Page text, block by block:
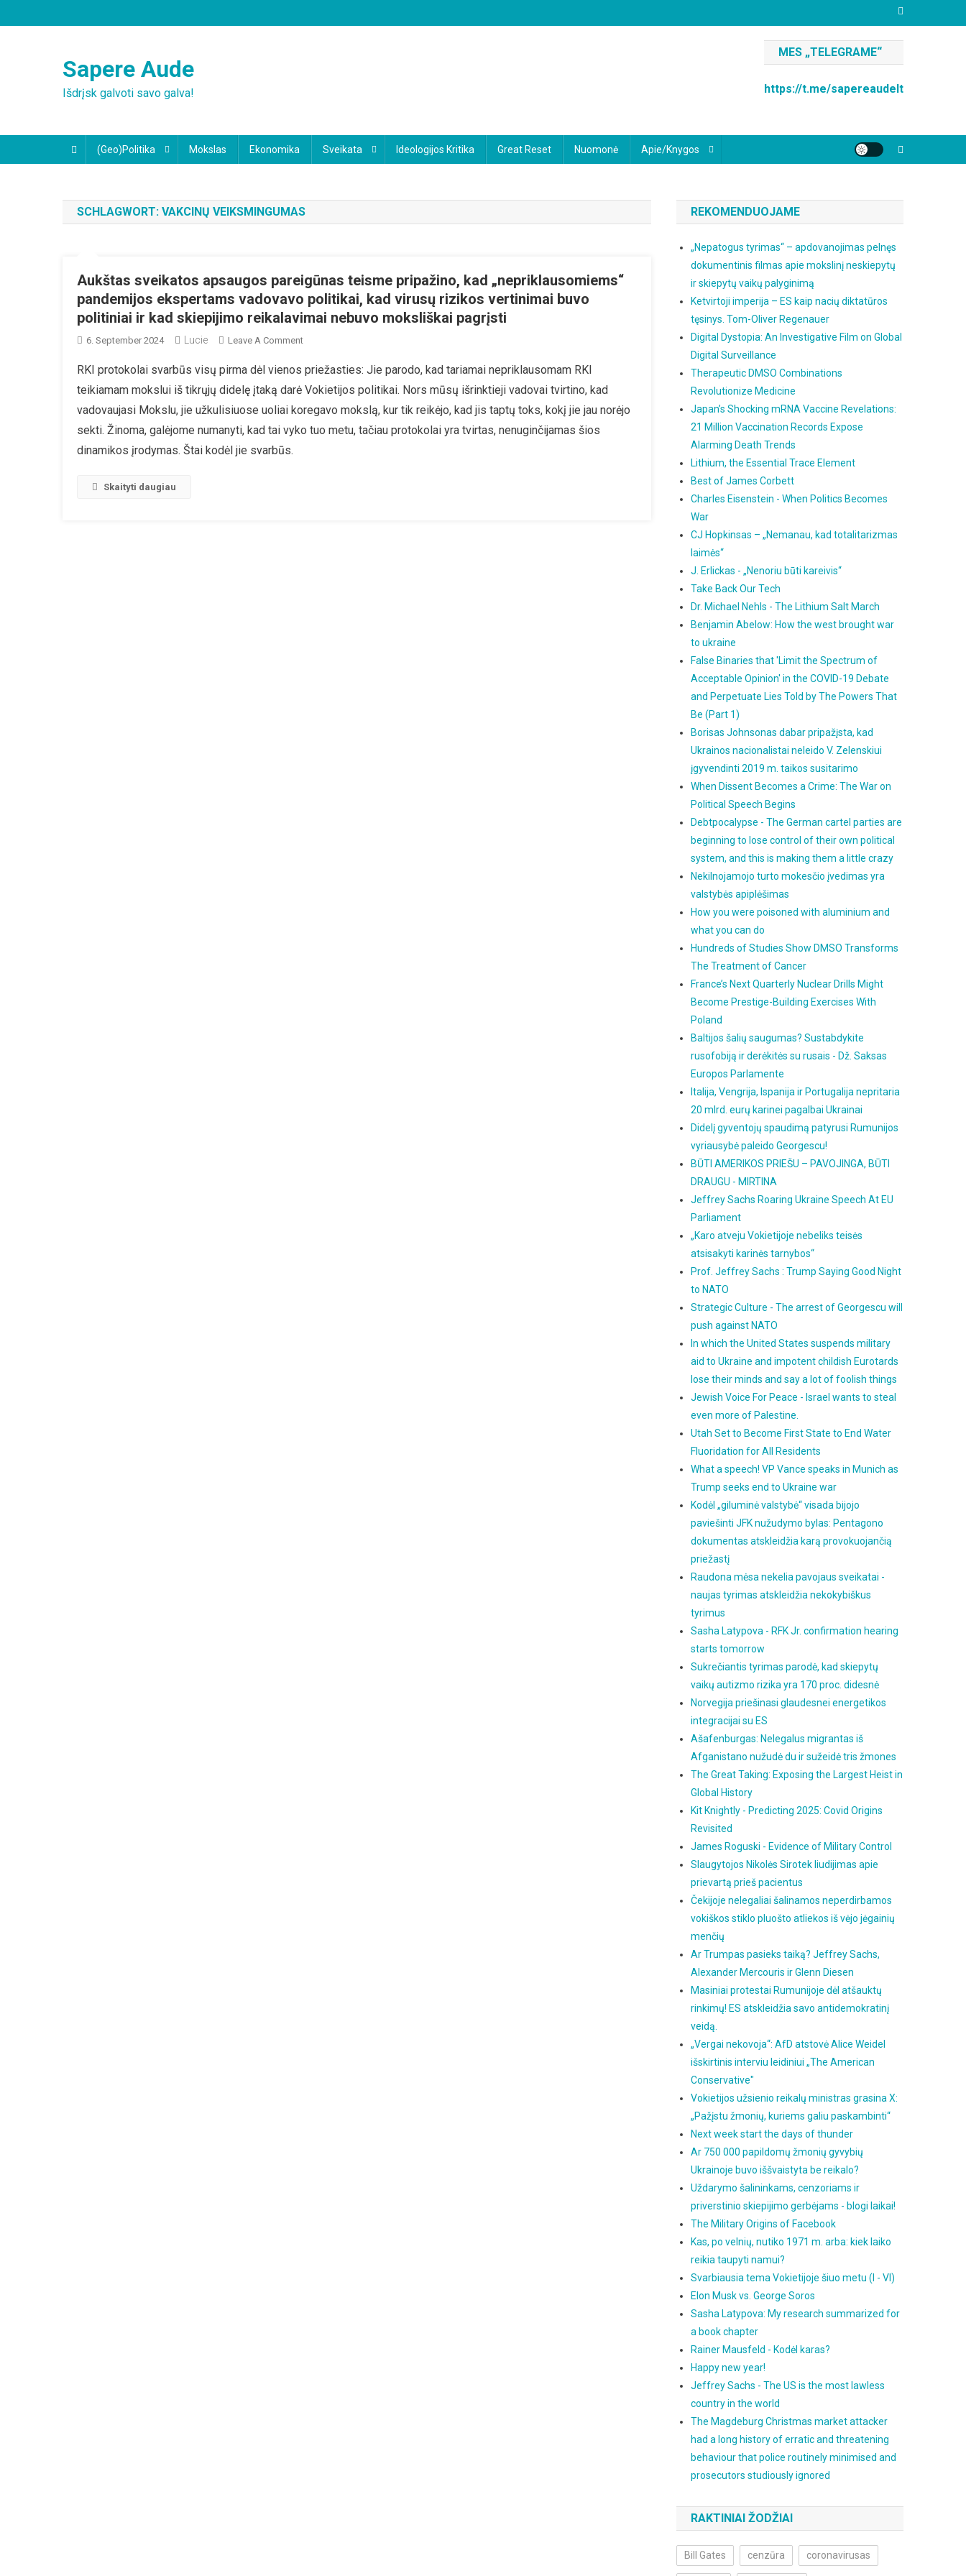
to
Sapere Aude
Išdrįsk galvoti savo galva!
MES „TELEGRAME“
https://t.me/sapereaudelt
(Geo)Politika Mokslas Ekonomika Sveikata Ideologijos Kritika Great Reset Nuomonė Apie/knygos
SCHLAGWORT: VAKCINŲ VEIKSMINGUMAS
Aukštas sveikatos apsaugos pareigūnas teisme pripažino, kad „nepriklausomiems“
pandemijos ekspertams vadovavo politikai, kad virusų rizikos vertinimai buvo
politiniai ir kad skiepijimo reikalavimai nebuvo moksliškai pagrįsti
6. September 2024 Lucie Leave A CommentOn
Sveikatos
Apsaugos
Pareigūnas
RKI protokolai svarbūs visų pirma dėl vienos priežasties: Jie parodo, kad tariamai nepriklausomam RKI
teikiamam mokslui iš tikrųjų didelę įtaką darė Vokietijos politikai. Nors mūsų išrinktieji vadovai tvirtino, kad
vadovaujasi Mokslu, jie užkulisiuose uoliai koregavo mokslą, kur tik reikėjo, kad jis taptų toks, kokį jie jau norėjo
sekti. Žinoma, galėjome numanyti, kad tai vyko tuo metu, tačiau protokolai yra tvirtas, nenuginčijamas šios
dinamikos įrodymas. Štai kodėl jie svarbūs.
Skaityti daugiau
REKOMENDUOJAME
„Nepatogus tyrimas“ – apdovanojimas pelnęs
dokumentinis filmas apie mokslinį neskiepytų
ir skiepytų vaikų palyginimą
Ketvirtoji imperija – ES kaip nacių diktatūros
tęsinys. Tom-Oliver Regenauer
Digital Dystopia: An Investigative Film on Global
Digital Surveillance
Therapeutic DMSO Combinations
Revolutionize Medicine
Japan’s Shocking mRNA Vaccine Revelations:
21 Million Vaccination Records Expose
Alarming Death Trends
Lithium, the Essential Trace Element
Best of James Corbett
Charles Eisenstein - When Politics Becomes
War
CJ Hopkinsas – „Nemanau, kad totalitarizmas
laimės“
J. Erlickas - „Nenoriu būti kareivis“
Take Back Our Tech
Dr. Michael Nehls - The Lithium Salt March
Benjamin Abelow: How the west brought war
to ukraine
False Binaries that 'Limit the Spectrum of
Acceptable Opinion' in the COVID-19 Debate
and Perpetuate Lies Told by The Powers That
Be (Part 1)
Borisas Johnsonas dabar pripažįsta, kad
Ukrainos nacionalistai neleido V. Zelenskiui
įgyvendinti 2019 m. taikos susitarimo
When Dissent Becomes a Crime: The War on
Political Speech Begins
Debtpocalypse - The German cartel parties are
beginning to lose control of their own political
system, and this is making them a little crazy
Nekilnojamojo turto mokesčio įvedimas yra
valstybės apiplėšimas
How you were poisoned with aluminium and
what you can do
Hundreds of Studies Show DMSO Transforms
The Treatment of Cancer
France’s Next Quarterly Nuclear Drills Might
Become Prestige-Building Exercises With
Poland
Baltijos šalių saugumas? Sustabdykite
rusofobiją ir derėkitės su rusais - Dž. Saksas
Europos Parlamente
Italija, Vengrija, Ispanija ir Portugalija nepritaria
20 mlrd. eurų karinei pagalbai Ukrainai
Didelį gyventojų spaudimą patyrusi Rumunijos
vyriausybė paleido Georgescu!
BŪTI AMERIKOS PRIEŠU – PAVOJINGA, BŪTI
DRAUGU - MIRTINA
Jeffrey Sachs Roaring Ukraine Speech At EU
Parliament
„Karo atveju Vokietijoje nebeliks teisės
atsisakyti karinės tarnybos“
Prof. Jeffrey Sachs : Trump Saying Good Night
to NATO
Strategic Culture - The arrest of Georgescu will
push against NATO
In which the United States suspends military
aid to Ukraine and impotent childish Eurotards
lose their minds and say a lot of foolish things
Jewish Voice For Peace - Israel wants to steal
even more of Palestine.
Utah Set to Become First State to End Water
Fluoridation for All Residents
What a speech! VP Vance speaks in Munich as
Trump seeks end to Ukraine war
Kodėl „giluminė valstybė“ visada bijojo
paviešinti JFK nužudymo bylas: Pentagono
dokumentas atskleidžia karą provokuojančią
priežastį
Raudona mėsa nekelia pavojaus sveikatai -
naujas tyrimas atskleidžia nekokybiškus
tyrimus
Sasha Latypova - RFK Jr. confirmation hearing
starts tomorrow
Sukrečiantis tyrimas parodė, kad skiepytų
vaikų autizmo rizika yra 170 proc. didesnė
Norvegija priešinasi glaudesnei energetikos
integracijai su ES
Ašafenburgas: Nelegalus migrantas iš
Afganistano nužudė du ir sužeidė tris žmones
The Great Taking: Exposing the Largest Heist in
Global History
Kit Knightly - Predicting 2025: Covid Origins
Revisited
James Roguski - Evidence of Military Control
Slaugytojos Nikolės Sirotek liudijimas apie
prievartą prieš pacientus
Čekijoje nelegaliai šalinamos neperdirbamos
vokiškos stiklo pluošto atliekos iš vėjo jėgainių
menčių
Ar Trumpas pasieks taiką? Jeffrey Sachs,
Alexander Mercouris ir Glenn Diesen
Masiniai protestai Rumunijoje dėl atšauktų
rinkimų! ES atskleidžia savo antidemokratinį
veidą.
„Vergai nekovoja“: AfD atstovė Alice Weidel
išskirtinis interviu leidiniui „The American
Conservative"
Vokietijos užsienio reikalų ministras grasina X:
„Pažįstu žmonių, kuriems galiu paskambinti“
Next week start the days of thunder
Ar 750 000 papildomų žmonių gyvybių
Ukrainoje buvo iššvaistyta be reikalo?
Uždarymo šalininkams, cenzoriams ir
priverstinio skiepijimo gerbėjams - blogi laikai!
The Military Origins of Facebook
Kas, po velnių, nutiko 1971 m. arba: kiek laiko
reikia taupyti namui?
Svarbiausia tema Vokietijoje šiuo metu (I - VI)
Elon Musk vs. George Soros
Sasha Latypova: My research summarized for
a book chapter
Rainer Mausfeld - Kodėl karas?
Happy new year!
Jeffrey Sachs - The US is the most lawless
country in the world
The Magdeburg Christmas market attacker
had a long history of erratic and threatening
behaviour that police routinely minimised and
prosecutors studiously ignored
RAKTINIAI ŽODŽIAI
Bill Gates cenzūra coronavirusas